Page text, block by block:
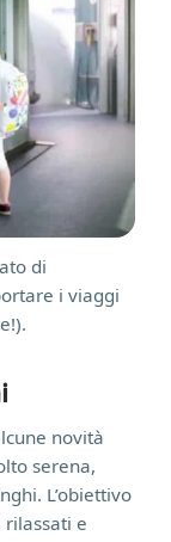
di
i viaggi
novità
serena,
L’obiettivo
e